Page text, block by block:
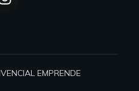
EMPRENDE